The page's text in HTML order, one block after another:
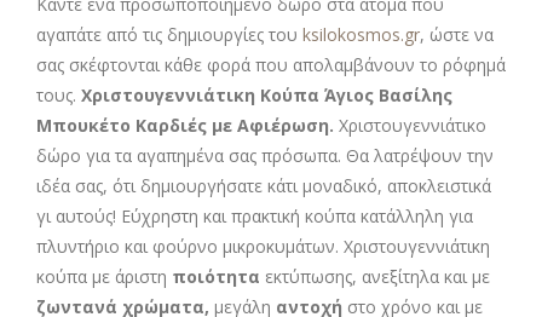
αγαπάτε από τις δημιουργίες του ksilokosmos.gr, ώστε να
σας σκέφτονται κάθε φορά που απολαμβάνουν το ρόφημά
τους. Χριστουγεννιάτικη Κούπα Άγιος Βασίλης
Μπουκέτο Καρδιές με Αφιέρωση. Χριστουγεννιάτικο
δώρο για τα αγαπημένα σας πρόσωπα. Θα λατρέψουν την
ιδέα σας, ότι δημιουργήσατε κάτι μοναδικό, αποκλειστικά
γι αυτούς! Εύχρηστη και πρακτική κούπα κατάλληλη για
πλυντήριο και φούρνο μικροκυμάτων. Χριστουγεννιάτικη
κούπα με άριστη ποιότητα εκτύπωσης, ανεξίτηλα και με
ζωντανά χρώματα, μεγάλη αντοχή στο χρόνο και με